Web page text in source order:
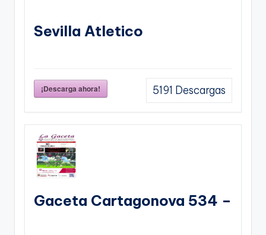
Sevilla Atletico
¡Descarga ahora! 5191 Descargas
Gaceta Cartagonova 534 –